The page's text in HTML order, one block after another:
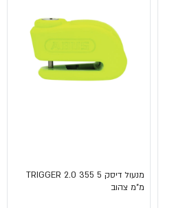
מנעול דיסק TRIGGER 2.0 355 5
מ"מ צהוב